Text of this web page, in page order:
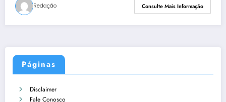
Redação Consulte Mais Informação
Páginas
Disclaimer
Fale Conosco